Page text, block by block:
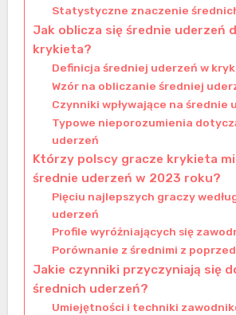
Statystyczne znaczenie
Jak oblicza się średnie uderzeń
krykieta?
Definicja średniej uderzeń w
Wzór na obliczanie średniej
Czynniki wpływające na średnie
Typowe nieporozumienia
uderzeń
Którzy polscy gracze krykieta
średnie uderzeń w 2023 roku?
Pięciu najlepszych graczy
uderzeń
Profile wyróżniających się
Porównanie z średnimi z
Jakie czynniki przyczyniają się
średnich uderzeń?
Umiejętności i techniki